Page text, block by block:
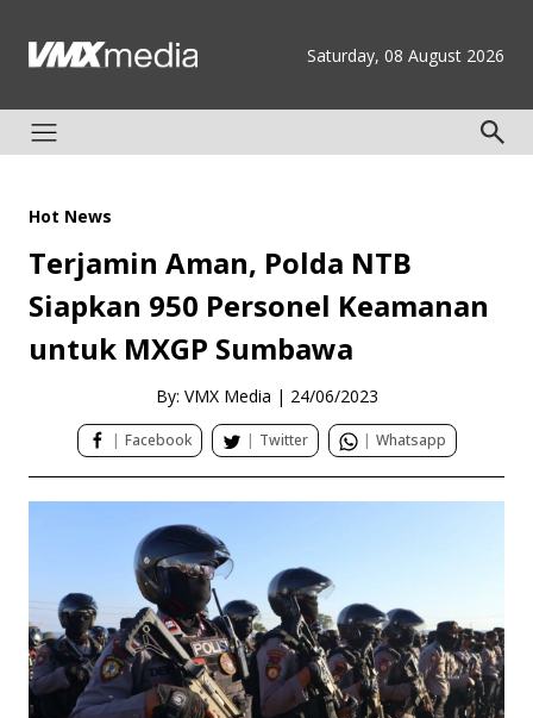
Saturday, 08 August 2026
Hot News
Terjamin Aman, Polda NTB
Siapkan 950 Personel Keamanan
untuk MXGP Sumbawa
By: VMX Media | 24/06/2023
| Facebook | Twitter | Whatsapp